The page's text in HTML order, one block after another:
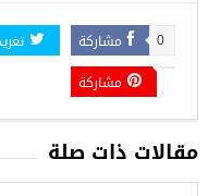
مشاركة 0
مشاركة
مقالات ذات صلة